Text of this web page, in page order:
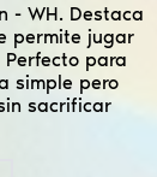
- WH. Destaca
permite jugar
para
simple pero
sacrificar